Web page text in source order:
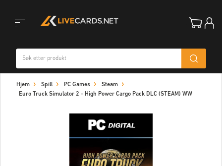
navigation
Hjem Spill PC Games
Steam
Euro Truck Simulator 2 - High Power Cargo Pack DLC (STEAM) WW